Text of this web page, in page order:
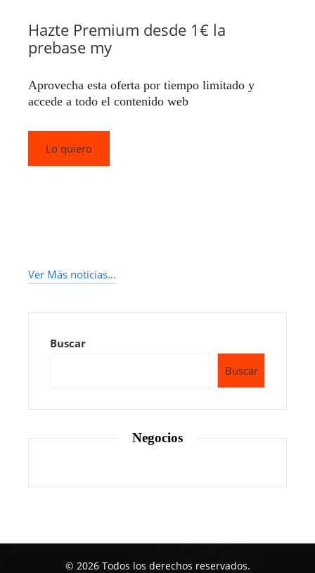
Hazte Premium desde 1€ la
prebase my
Aprovecha esta oferta por tiempo limitado y
accede a todo el contenido web
Lo quiero
Ver Más noticias…
Buscar
Buscar
Negocios
© 2026 Todos los derechos reservados.